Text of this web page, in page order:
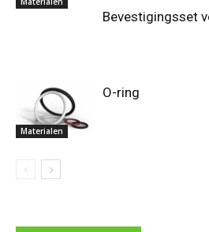
Bevestigingsset
Materialen
O-ring